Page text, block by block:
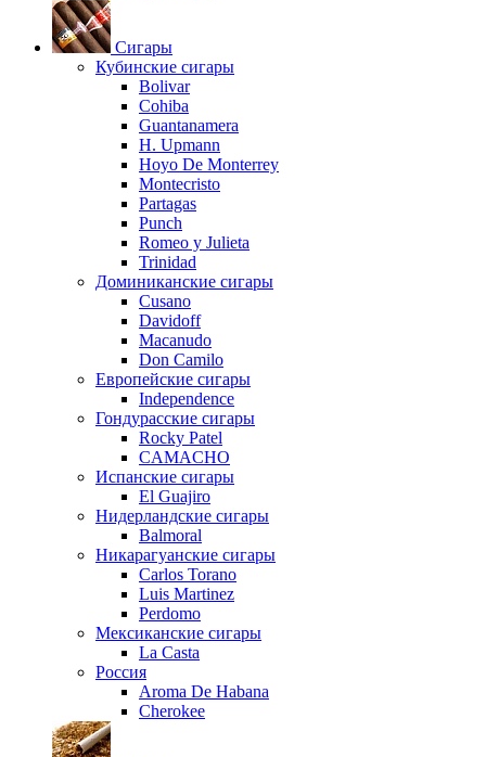
Сигары
Кубинские сигары
Bolivar
Cohiba
Guantanamera
H. Upmann
Hoyo De Monterrey
Montecristo
Partagas
Punch
Romeo y Julieta
Trinidad
Доминиканские сигары
Cusano
Davidoff
Macanudo
Don Camilo
Европейские сигары
Independence
Гондурасские сигары
Rocky Patel
CAMACHO
Испанские сигары
El Guajiro
Нидерландские сигары
Balmoral
Никарагуанские сигары
Carlos Torano
Luis Martinez
Perdomo
Мексиканские сигары
La Casta
Россия
Aroma De Habana
Cherokee